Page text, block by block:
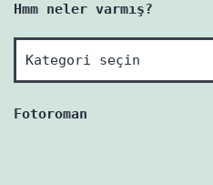
Hmm neler varmış?
Hmm
neler
varmış?
Fotoroman